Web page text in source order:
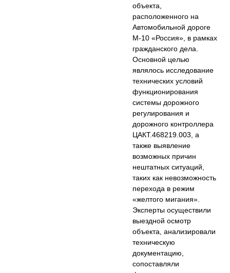
объекта,
расположенного на
Автомобильной дороге
М-10 «Россия», в рамках
гражданского дела.
Основной целью
являлось исследование
технических условий
функционирования
системы дорожного
регулирования и
дорожного контроллера
ЦАКТ.468219.003, а
также выявление
возможных причин
нештатных ситуаций,
таких как невозможность
перехода в режим
«желтого мигания».
Эксперты осуществили
выездной осмотр
объекта, анализировали
техническую
документацию,
сопоставляли